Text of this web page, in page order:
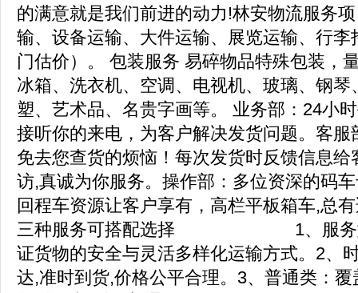
的满意就是我们前进的动力!林安物流服务
输、设备运输、大件运输、展览运输、行
门估价）。 包装服务 易碎物品特殊包装，
冰箱、洗衣机、空调、电视机、玻璃、钢
塑、艺术品、名贵字画等。 业务部：24小
接听你的来电，为客户解决发货问题。客
免去您查货的烦恼！每次发货时反馈信息
访,真诚为你服务。操作部：多位资深的码
回程车资源让客户享有，高栏平板箱车,总
三种服务可搭配选择 1、服务型：
证货物的安全与灵活多样化运输方式。2、
达,准时到货,价格公平合理。3、普通类：